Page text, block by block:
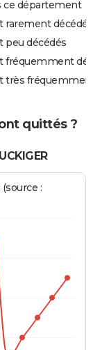
ce département
rarement décédés
peu décédés
fréquemment
très
quittés ?
: